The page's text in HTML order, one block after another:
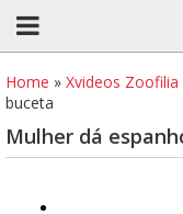
Home » Xvideos Zoofilia
buceta
Mulher dá